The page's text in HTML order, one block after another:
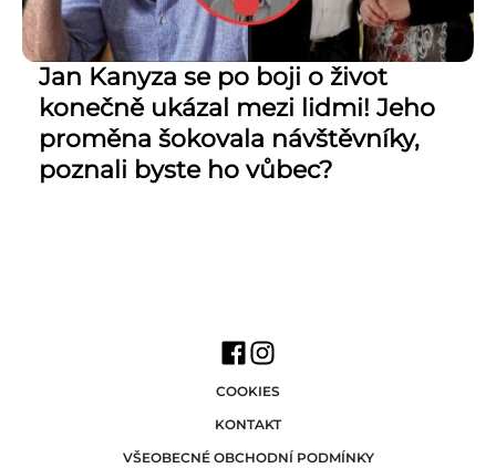
Jan Kanyza se po boji o život
konečně ukázal mezi lidmi! Jeho
proměna šokovala návštěvníky,
poznali byste ho vůbec?
COOKIES
KONTAKT
VŠEOBECNÉ OBCHODNÍ PODMÍNKY